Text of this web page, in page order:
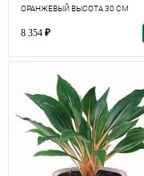
ОРАНЖЕВЫЙ ВЫСОТА 30 СМ
8 354 ₽